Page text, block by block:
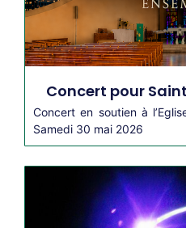
Concert pour
Concert en soutien à
Samedi 30 mai 2026